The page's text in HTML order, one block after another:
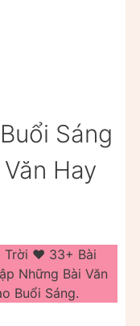
Sáng
Hay
Trời ❤️️ 33+ Bài
Những Bài Văn
Buổi Sáng.